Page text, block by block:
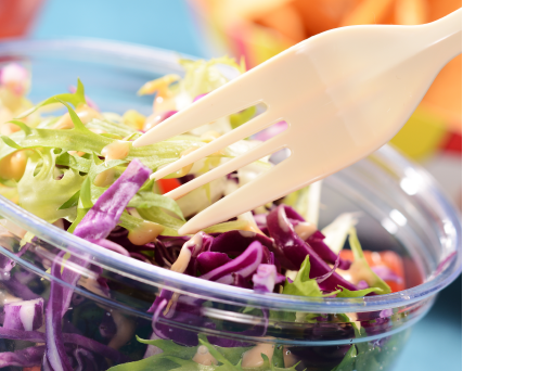
Prev Next
400cc PP碗 500cc PP碗